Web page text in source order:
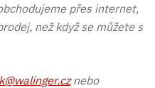
přes internet,
než když se můžete s
nebo